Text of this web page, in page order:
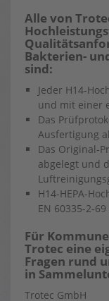
Alle von
Bakterien-
sind:
Jeder H14-
und mit einer
Das
Ausfertigung
Das Original-
abgelegt und
H14-HEPA-
EN 60335-2-
Für
Trotec eine
Fragen rund
in
Trotec GmbH